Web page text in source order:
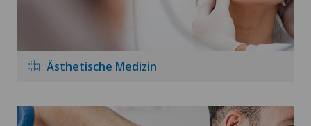
Ästhetische Medizin